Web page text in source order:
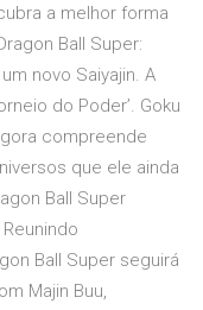
a melhor forma
Ball Super:
novo Saiyajin. A
do Poder’. Goku
compreende
que ele ainda
Ball Super
Ball Super seguirá
Majin Buu,